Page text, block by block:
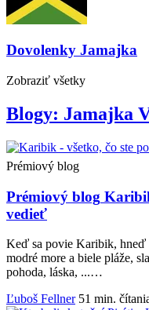
Dovolenky Jamajka
Zobraziť všetky
Blogy: Jamajka
Prémiový blog
Prémiový blog
vedieť
Keď sa povie Karibik, hneď
modré more a biele pláže,
pohoda, láska, ...…
Ľuboš Fellner 51 min.